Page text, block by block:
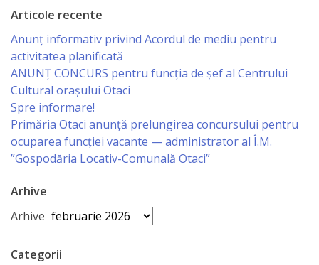
Transparență
Proiecte
de
decizii
Consultări
publice
Servicii
Eliberare
Articole recente
Anunț informativ privind Acordul de mediu pentru
activitatea planificată
ANUNŢ CONCURS pentru funcţia de şef al Centrului
Cultural oraşului Otaci
Spre informare!
Primăria Otaci anunță prelungirea concursului pentru
ocuparea funcției vacante — administrator al Î.M.
”Gospodăria Locativ-Comunală Otaci”
Arhive
Arhive
Categorii